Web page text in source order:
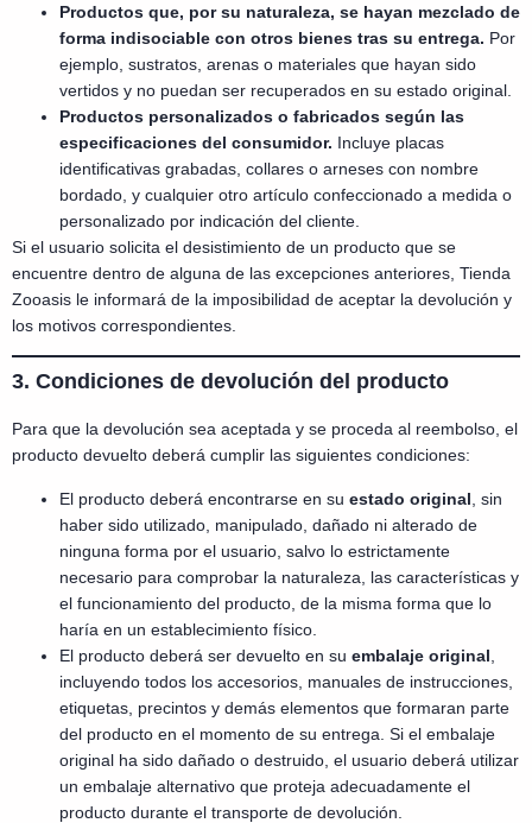
Productos que, por su naturaleza, se hayan mezclado de
forma indisociable con otros bienes tras su entrega. Por
ejemplo, sustratos, arenas o materiales que hayan sido
vertidos y no puedan ser recuperados en su estado original.
Productos personalizados o fabricados según las
especificaciones del consumidor. Incluye placas
identificativas grabadas, collares o arneses con nombre
bordado, y cualquier otro artículo confeccionado a medida o
personalizado por indicación del cliente.
Si el usuario solicita el desistimiento de un producto que se
encuentre dentro de alguna de las excepciones anteriores, Tienda
Zooasis le informará de la imposibilidad de aceptar la devolución y
los motivos correspondientes.
3. Condiciones de devolución del producto
Para que la devolución sea aceptada y se proceda al reembolso, el
producto devuelto deberá cumplir las siguientes condiciones:
El producto deberá encontrarse en su estado original , sin
haber sido utilizado, manipulado, dañado ni alterado de
ninguna forma por el usuario, salvo lo estrictamente
necesario para comprobar la naturaleza, las características y
el funcionamiento del producto, de la misma forma que lo
haría en un establecimiento físico.
El producto deberá ser devuelto en su embalaje original
incluyendo todos los accesorios, manuales de instrucciones,
etiquetas, precintos y demás elementos que formaran parte
del producto en el momento de su entrega. Si el embalaje
original ha sido dañado o destruido, el usuario deberá utilizar
un embalaje alternativo que proteja adecuadamente el
producto durante el transporte de devolución.